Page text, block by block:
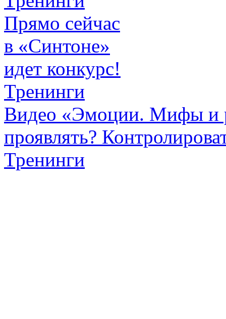
Прямо сейчас
в «Синтоне»
идет конкурс!
Тренинги
Видео «Эмоции. Мифы и
проявлять?
Тренинги